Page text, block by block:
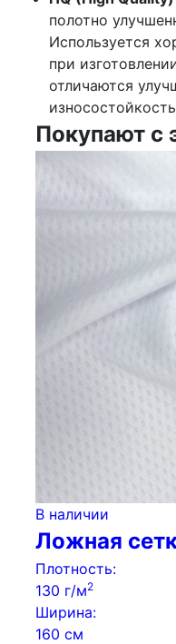
полотно
Используется
при
отличаются
Покупают с
В наличии
Ложная
Плотность:
130 г/м2
Ширина:
160 см